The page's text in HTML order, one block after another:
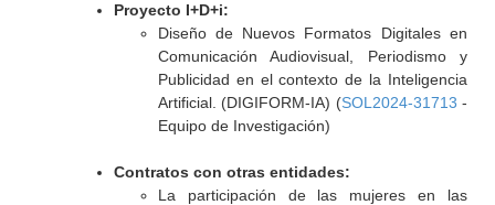
Proyecto I+D+i:
Diseño de Nuevos Formatos Digitales en
Comunicación Audiovisual, Periodismo y
Publicidad en el contexto de la Inteligencia
Artificial. (DIGIFORM-IA) (SOL2024-31713 -
Equipo de Investigación)
Contratos con otras entidades:
La participación de las mujeres en las